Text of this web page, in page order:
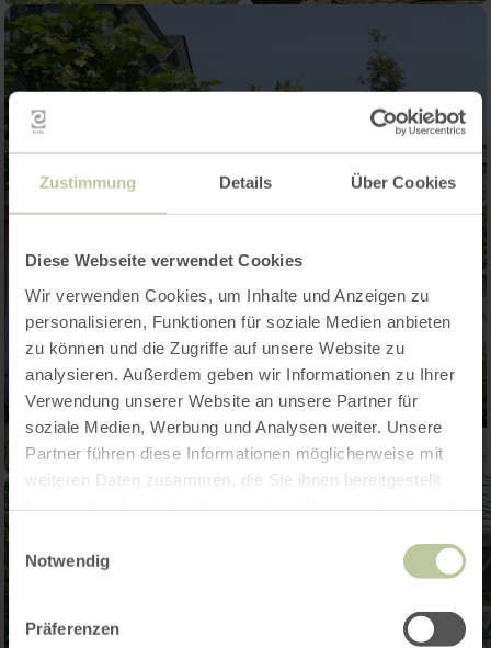
Zustimmung Details Über Cookies
Diese Webseite verwendet Cookies
Wir verwenden Cookies, um Inhalte und Anzeigen zu
personalisieren, Funktionen für soziale Medien anbieten
zu können und die Zugriffe auf unsere Website zu
analysieren. Außerdem geben wir Informationen zu Ihrer
Verwendung unserer Website an unsere Partner für
soziale Medien, Werbung und Analysen weiter. Unsere
Partner führen diese Informationen möglicherweise mit
weiteren Daten zusammen, die Sie ihnen bereitgestellt
Einwilligungsauswahl
Notwendig
Präferenzen